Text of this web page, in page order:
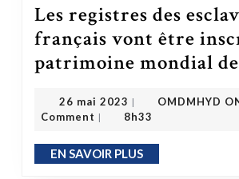
Les registres des
français vont être
patrimoine mondial de
26 mai 2023 | OMDMHYD
Comment | 8h33
EN SAVOIR PLUSEN SAVOIR PLUS